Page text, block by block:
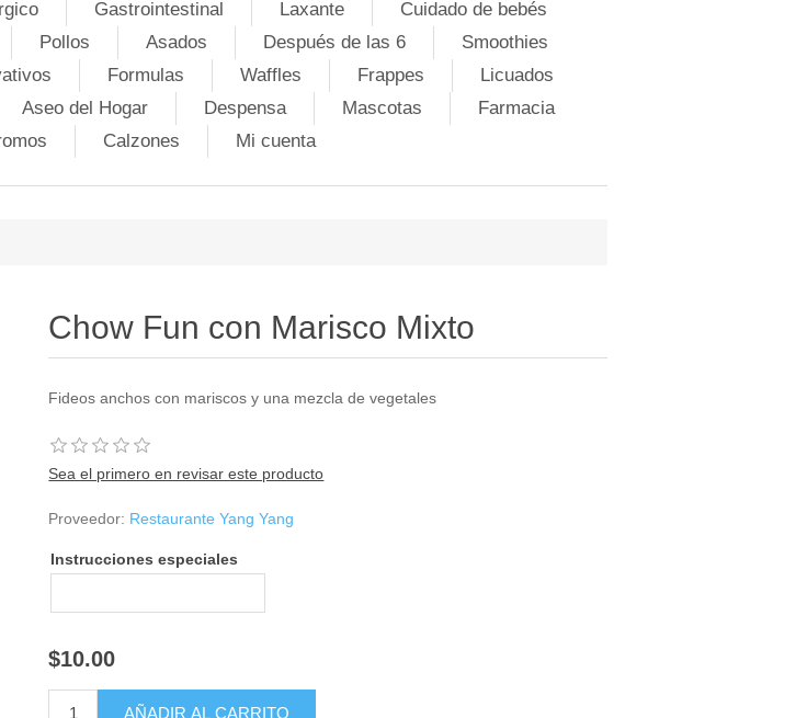
Gastrointestinal Laxante
Cuidado de bebés
Pollos Asados Después de las 6
Smoothies
Formulas Waffles Frappes
Licuados
Aseo del Hogar Despensa Mascotas
Farmacia
Calzones Mi cuenta
Chow Fun con Marisco Mixto
Fideos anchos con mariscos y una mezcla de vegetales
Sea el primero en revisar este producto
Proveedor: Restaurante Yang Yang
Instrucciones especiales
$10.00